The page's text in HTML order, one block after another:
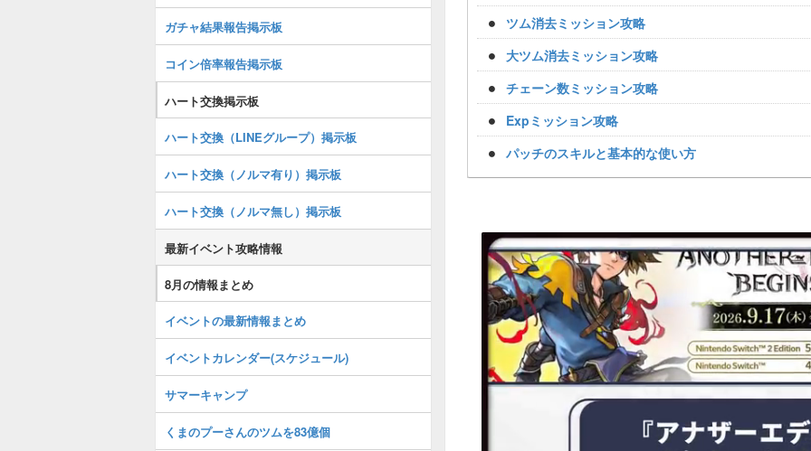
ツム消去ミッション攻略
大ツム消去ミッション攻略
チェーン数ミッション攻略
Expミッション攻略
パッチのスキルと基本的な使い方
ガチャ結果報告掲示板
コイン倍率報告掲示板
ハート交換掲示板
ハート交換（LINEグループ）掲示板
ハート交換（ノルマ有り）掲示板
ハート交換（ノルマ無し）掲示板
最新イベント攻略情報
8月の情報まとめ
イベントの最新情報まとめ
イベントカレンダー(スケジュール)
サマーキャンプ
くまのプーさんのツムを83億個